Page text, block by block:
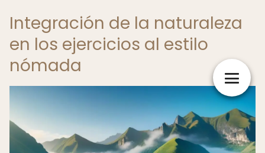
Integración de la naturaleza
en los ejercicios al estilo
nómada